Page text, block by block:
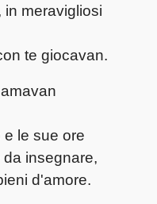
in meravigliosi
te giocavan.
le sue ore
insegnare,
d'amore.